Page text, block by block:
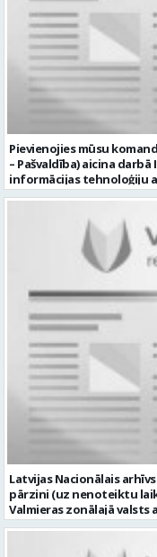
Pievienojies mūsu
– Pašvaldība) aicina
informācijas tehnoloģiju
Darba vieta: Rūjienas un
(turpmāk – IKT) saistīto
operatīvu risināšanu;
un ar to saistīto
diagnosticēt un
datortīklus un
kontrolēt ārējo
iestādēs infrastruktūras
IKT nomaiņu un efektīvāku izmantošanu;
profesionālā izglītība
pieredze (ar
datortehnikas un biroja
secību; izpratne par
principiem; valsts
prasībām; kompetences:
spējas, argumentācijas
lēmumus; analītiskās
spēja strādāt individuāli
un piedāvāt jaunus risinājumus; mēs
interesantu un atbildīgu
attīstību vērstā
pirms nodokļu nomaksas,
nodokļu nomaksas;
Latvijas Nacionālais arhīvs (Reģ.Nr.90009476367) aicina darbā namu
pārzini (uz nenoteiktu
Valmieras zonālajā valsts
darām pieejamu un